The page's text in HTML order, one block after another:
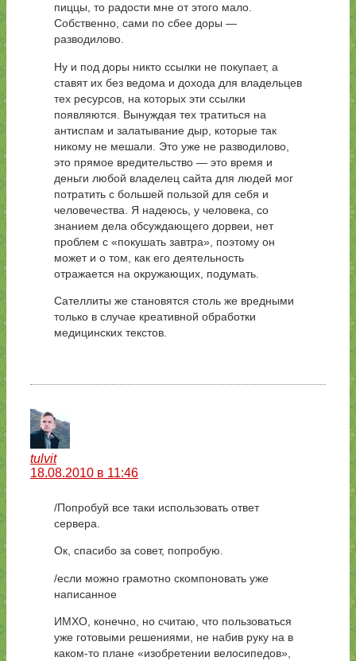
пиццы, то радости мне от этого мало.
Собственно, сами по сбее доры —
разводилово.
Ну и под доры никто ссылки не покупает, а
ставят их без ведома и дохода для владельцев
тех ресурсов, на которых эти ссылки
появляются. Вынуждая тех тратиться на
антиспам и залатывание дыр, которые так
никому не мешали. Это уже не разводилово,
это прямое вредительство — это время и
деньги любой владелец сайта для людей мог
потратить с большей пользой для себя и
человечества. Я надеюсь, у человека, со
знанием дела обсуждающего дорвеи, нет
проблем с «покушать завтра», поэтому он
может и о том, как его деятельность
отражается на окружающих, подумать.
Сателлиты же становятся столь же вредными
только в случае креативной обработки
медицинских текстов.
tulvit
18.08.2010 в 11:46
/Попробуй все таки использовать ответ
сервера.
Ок, спасибо за совет, попробую.
/если можно грамотно скомпоновать уже
написанное
ИМХО, конечно, но считаю, что пользоваться
уже готовыми решениями, не набив руку на в
каком-то плане «изобретении велосипедов»,